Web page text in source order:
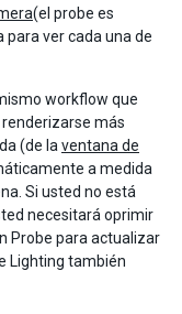
(el probe es
ver cada una de
workflow que
más
(de la ventana de
a medida
Si usted no está
necesitará oprimir
Probe para actualizar
Lighting también